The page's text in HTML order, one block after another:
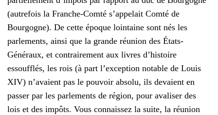
(autrefois la Franche-Comté s’appelait Comté de
Bourgogne). De cette époque lointaine sont nés les
parlements, ainsi que la grande réunion des États-
Généraux, et contrairement aux livres d’histoire
essoufflés, les rois (à part l’exception notable de Louis
XIV) n’avaient pas le pouvoir absolu, ils devaient en
passer par les parlements de région, pour avaliser des
lois et des impôts. Vous connaissez la suite, la réunion